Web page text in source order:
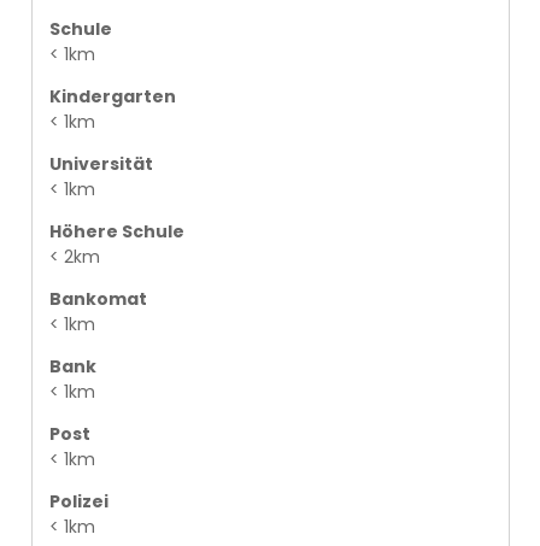
Schule
< 1km
Kindergarten
< 1km
Universität
< 1km
Höhere Schule
< 2km
Bankomat
< 1km
Bank
< 1km
Post
< 1km
Polizei
< 1km